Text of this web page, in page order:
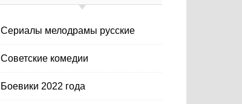
Cериалы мелодрамы русские
Cоветские комедии
Боевики 2022 года